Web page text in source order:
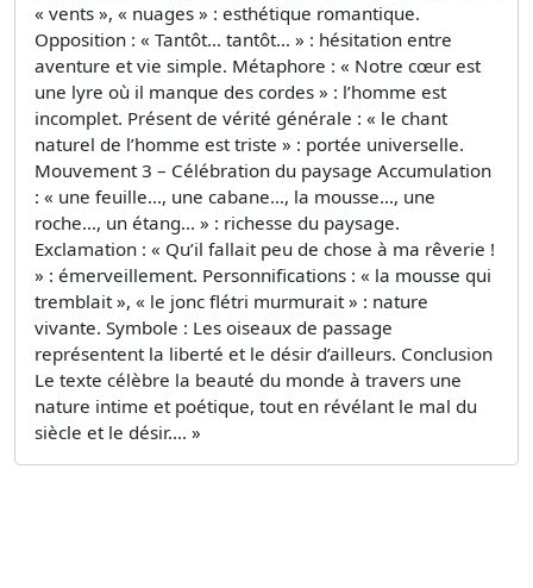
« vents », « nuages » : esthétique romantique.
Opposition : « Tantôt… tantôt… » : hésitation entre
aventure et vie simple. Métaphore : « Notre cœur est
une lyre où il manque des cordes » : l’homme est
incomplet. Présent de vérité générale : « le chant
naturel de l’homme est triste » : portée universelle.
Mouvement 3 – Célébration du paysage Accumulation
: « une feuille…, une cabane…, la mousse…, une
roche…, un étang… » : richesse du paysage.
Exclamation : « Qu’il fallait peu de chose à ma rêverie !
» : émerveillement. Personnifications : « la mousse qui
tremblait », « le jonc flétri murmurait » : nature
vivante. Symbole : Les oiseaux de passage
représentent la liberté et le désir d’ailleurs. Conclusion
Le texte célèbre la beauté du monde à travers une
nature intime et poétique, tout en révélant le mal du
siècle et le désir.... »